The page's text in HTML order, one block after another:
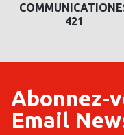
421
Abonnez-
Email